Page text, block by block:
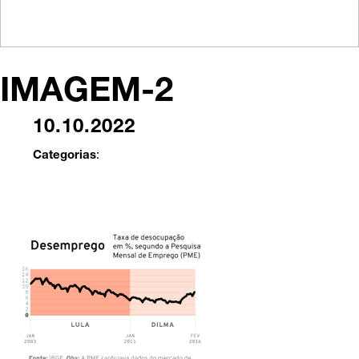
IMAGEM-2
10.10.2022
Categorias: